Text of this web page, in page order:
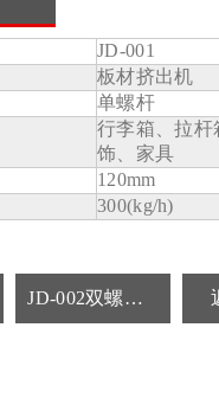
JD-001
板材挤出机
单螺杆
行李箱、拉杆
饰、家具
120mm
300(kg/h)
JD-002双螺杆抽板机